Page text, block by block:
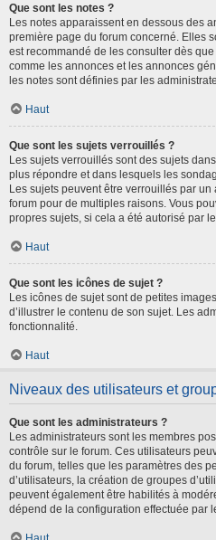
Que sont les notes ?
Les notes apparaissent en dessous des
première page du forum concerné. Elles
est recommandé de les consulter dès
comme les annonces et les annonces
les notes sont définies par les
Haut
Que sont les sujets verrouillés ?
Les sujets verrouillés sont des sujets
plus répondre et dans lesquels les
Les sujets peuvent être verrouillés par
forum pour de multiples raisons. Vous
propres sujets, si cela a été autorisé par
Haut
Que sont les icônes de sujet ?
Les icônes de sujet sont de petites
d’illustrer le contenu de son sujet. Les
fonctionnalité.
Haut
Niveaux des utilisateurs et
Que sont les administrateurs ?
Les administrateurs sont les membres
contrôle sur le forum. Ces utilisateurs
du forum, telles que les paramètres des
d’utilisateurs, la création de groupes
peuvent également être habilités à
dépend de la configuration effectuée par